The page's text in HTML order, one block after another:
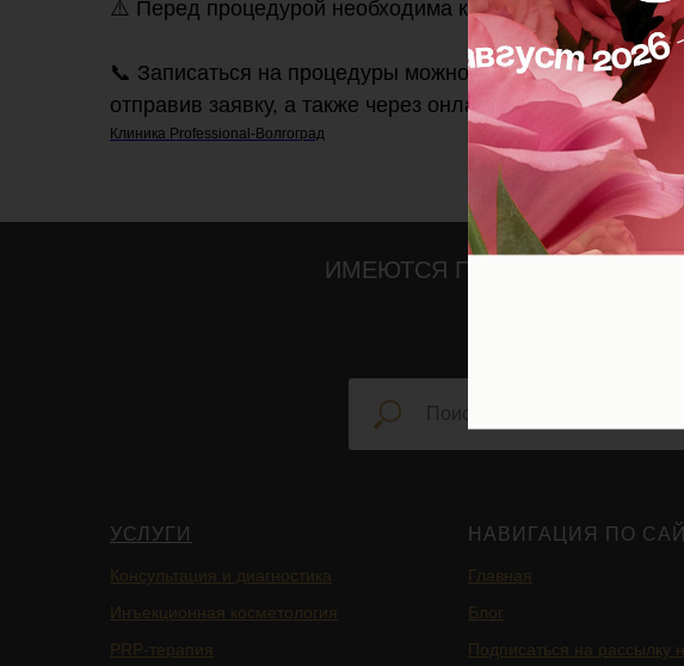
⚠️ Перед процедурой необходима консультация
📞 Записаться на процедуры можно по телефону,
отправив заявку, а также через онлайн-консультанта
Клиника Professional-Волгоград
ИМЕЮТСЯ
УСЛУГИ
Консультация и диагностика
Инъекционная косметология
PRP-терапия
НАВИГАЦИЯ ПО
Главная
Блог
Подписаться на рассылку